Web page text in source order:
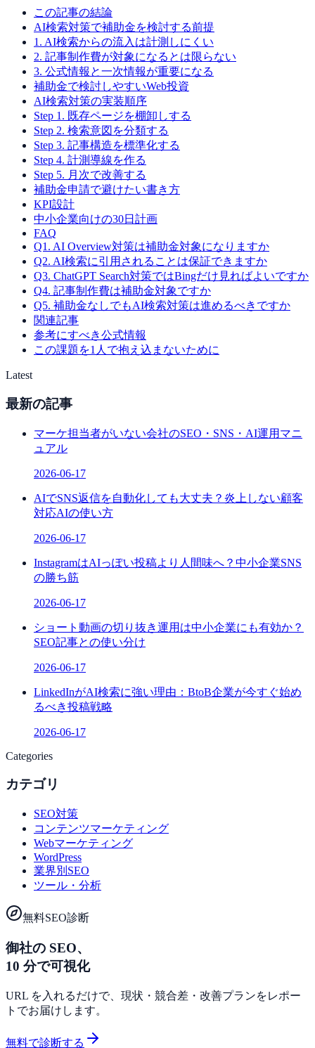
この記事の結論
AI検索対策で補助金を検討する前提
1. AI検索からの流入は計測しにくい
2. 記事制作費が対象になるとは限らない
3. 公式情報と一次情報が重要になる
補助金で検討しやすいWeb投資
AI検索対策の実装順序
Step 1. 既存ページを棚卸しする
Step 2. 検索意図を分類する
Step 3. 記事構造を標準化する
Step 4. 計測導線を作る
Step 5. 月次で改善する
補助金申請で避けたい書き方
KPI設計
中小企業向けの30日計画
FAQ
Q1. AI Overview対策は補助金対象になりますか
Q2. AI検索に引用されることは保証できますか
Q3. ChatGPT Search対策ではBingだけ見ればよいですか
Q4. 記事制作費は補助金対象ですか
Q5. 補助金なしでもAI検索対策は進めるべきですか
関連記事
参考にすべき公式情報
この課題を1人で抱え込まないために
Latest
最新の記事
マーケ担当者がいない会社のSEO・SNS・AI運用マニ
ュアル
2026-06-17
AIでSNS返信を自動化しても大丈夫？炎上しない顧客
対応AIの使い方
2026-06-17
InstagramはAIっぽい投稿より人間味へ？中小企業SNS
の勝ち筋
2026-06-17
ショート動画の切り抜き運用は中小企業にも有効か？
SEO記事との使い分け
2026-06-17
LinkedInがAI検索に強い理由：BtoB企業が今すぐ始め
るべき投稿戦略
2026-06-17
Categories
カテゴリ
SEO対策
コンテンツマーケティング
Webマーケティング
WordPress
業界別SEO
ツール・分析
無料SEO診断
御社の SEO、
10 分で可視化
URL を入れるだけで、現状・競合差・改善プランをレポー
トでお届けします。
無料で診断する